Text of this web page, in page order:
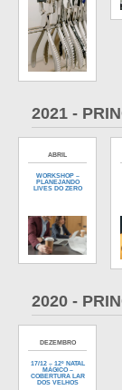
2021 -
ABRIL
WORKSHOP –
PLANEJANDO
LIVES DO ZERO
2020 -
DEZEMBRO
17/12 – 12º NATAL
MÁGICO –
COBERTURA LAR
DOS VELHOS